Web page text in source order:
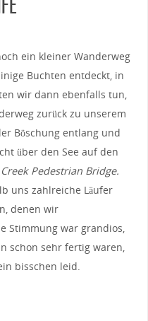
ein kleiner Wanderweg
Buchten entdeckt, in
wir dann ebenfalls tun,
zurück zu unserem
Böschung entlang und
über den See auf den
Pedestrian Bridge.
uns zahlreiche Läufer
denen wir
Stimmung war grandios,
schon sehr fertig waren,
bisschen leid.